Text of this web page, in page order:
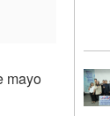
mayo